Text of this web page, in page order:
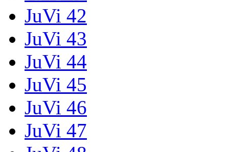
JuVi 42
JuVi 43
JuVi 44
JuVi 45
JuVi 46
JuVi 47